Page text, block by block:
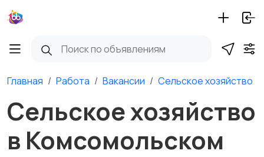
Главная Работа Вакансии Сельское хозяйство
Сельское хозяйство
в Комсомольском